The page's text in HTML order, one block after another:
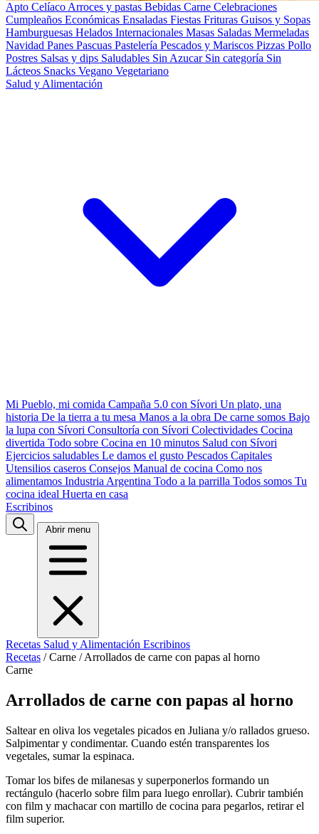
Apto Celíaco Arroces y pastas Bebidas Carne Celebraciones
Cumpleaños Económicas Ensaladas Fiestas Frituras Guisos y Sopas
Hamburguesas Helados Internacionales Masas Saladas Mermeladas
Navidad Panes Pascuas Pastelería Pescados y Mariscos Pizzas Pollo
Postres Salsas y dips Saludables Sin Azucar Sin categoría Sin
Lácteos Snacks Vegano Vegetariano
Salud y Alimentación
Mi Pueblo, mi comida Campaña 5.0 con Sívori Un plato, una
historia De la tierra a tu mesa Manos a la obra De carne somos Bajo
la lupa con Sívori Consultoría con Sívori Colectividades Cocina
divertida Todo sobre Cocina en 10 minutos Salud con Sívori
Ejercicios saludables Le damos el gusto Pescados Capitales
Utensilios caseros Consejos Manual de cocina Como nos
alimentamos Industria Argentina Todo a la parrilla Todos somos Tu
cocina ideal Huerta en casa
Escribinos
Abrir menu
Recetas Salud y Alimentación Escribinos
Recetas / Carne / Arrollados de carne con papas al horno
Carne
Arrollados de carne con papas al horno
Saltear en oliva los vegetales picados en Juliana y/o rallados grueso.
Salpimentar y condimentar. Cuando estén transparentes los
vegetales, sumar la espinaca.
Tomar los bifes de milanesas y superponerlos formando un
rectángulo (hacerlo sobre film para luego enrollar). Cubrir también
con film y machacar con martillo de cocina para pegarlos, retirar el
film superior.